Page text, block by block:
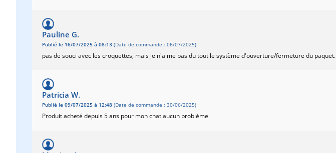
Pauline G.
Publié le 16/07/2025 à 08:13 (Date de commande : 06/07/2025)
pas de souci avec les croquettes, mais je n'aime pas du tout le système d'ouverture/fermeture du paquet.
Patricia W.
Publié le 09/07/2025 à 12:48 (Date de commande : 30/06/2025)
Produit acheté depuis 5 ans pour mon chat aucun problème